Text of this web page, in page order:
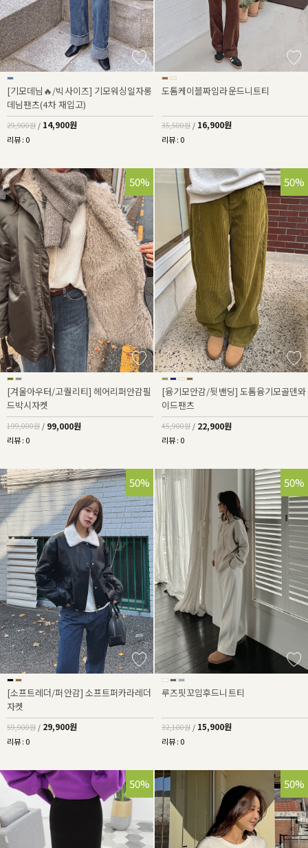
[기모데님🔥/빅사이즈] 기모워싱일자롱
데님팬츠(4차 재입고)
29,900원 / 14,900원
리뷰 : 0
도톰케이블짜임라운드니트티
35,500원 / 16,900원
리뷰 : 0
50%
[겨울아우터/고퀄리티] 헤어리퍼안감필
드박시자켓
199,000원 / 99,000원
리뷰 : 0
50%
[융기모안감/뒷밴딩] 도톰융기모골덴와
이드팬츠
45,900원 / 22,900원
리뷰 : 0
50%
[소프트레더/퍼안감] 소프트퍼카라레더
자켓
59,900원 / 29,900원
리뷰 : 0
50%
루즈핏꼬임후드니트티
32,100원 / 15,900원
리뷰 : 0
50% 50%